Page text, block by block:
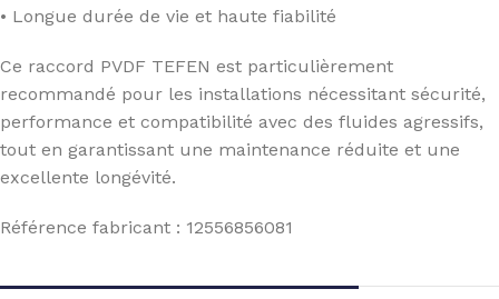
• Longue durée de vie et haute fiabilité
Ce raccord PVDF TEFEN est particulièrement
recommandé pour les installations nécessitant sécurité,
performance et compatibilité avec des fluides agressifs,
tout en garantissant une maintenance réduite et une
excellente longévité.
Référence fabricant : 12556856081